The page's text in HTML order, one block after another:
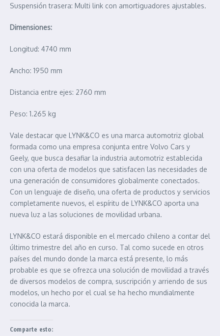
Suspensión trasera: Multi link con amortiguadores ajustables.
Dimensiones:
Longitud: 4740 mm
Ancho: 1950 mm
Distancia entre ejes: 2760 mm
Peso: 1.265 kg
Vale destacar que LYNK&CO es una marca automotriz global
formada como una empresa conjunta entre Volvo Cars y
Geely, que busca desafiar la industria automotriz establecida
con una oferta de modelos que satisfacen las necesidades de
una generación de consumidores globalmente conectados.
Con un lenguaje de diseño, una oferta de productos y servicios
completamente nuevos, el espíritu de LYNK&CO aporta una
nueva luz a las soluciones de movilidad urbana.
LYNK&CO estará disponible en el mercado chileno a contar del
último trimestre del año en curso. Tal como sucede en otros
países del mundo donde la marca está presente, lo más
probable es que se ofrezca una solución de movilidad a través
de diversos modelos de compra, suscripción y arriendo de sus
modelos, un hecho por el cual se ha hecho mundialmente
conocida la marca.
Comparte esto: